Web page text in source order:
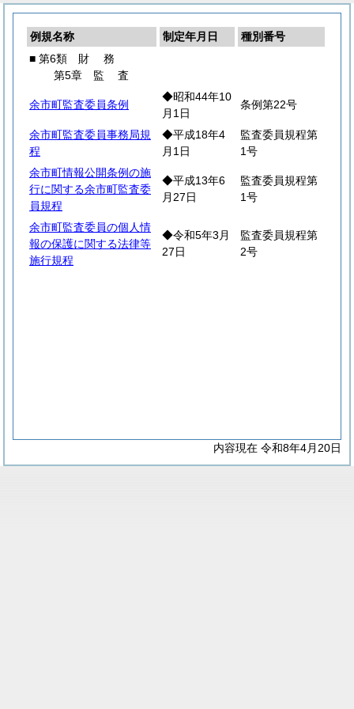
例規名称 制定年月日
種別番号
■ 第6類 財 務
第5章 監査
余市町監査委員条例
◆昭和44年10
月1日
条例第22号
余市町監査委員事務局規
程
◆平成18年4
月1日
監査委員規程第
1号
余市町情報公開条例の施
行に関する余市町監査委
員規程
◆平成13年6
月27日
監査委員規程第
1号
余市町監査委員の個人情
報の保護に関する法律等
施行規程
◆令和5年3月
27日
監査委員規程第
2号
内容現在 令和8年4月20日